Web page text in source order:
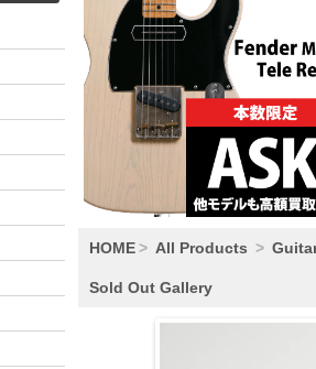
HOME All Products
Sold Out Gallery